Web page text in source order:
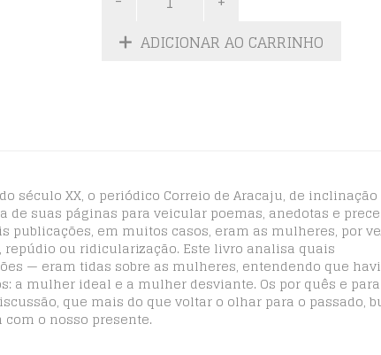
ADICIONAR AO CARRINHO
século XX, o periódico Correio de Aracaju, de inclinação
suas páginas para veicular poemas, anedotas e
publicações, em muitos casos, eram as mulheres, por
ou ridicularização. Este livro analisa quais
— eram tidas sobre as mulheres, entendendo que
a mulher ideal e a mulher desviante. Os por quês e
que mais do que voltar o olhar para o passado,
o nosso presente.